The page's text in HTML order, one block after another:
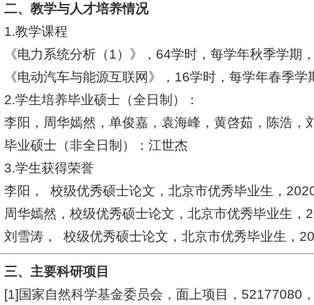
二、教学与人才培养情况
1.教学课程
《电力系统分析（1）》，64学时，每学年秋季学期
《电动汽车与能源互联网》，16学时，每学年春季学
2.学生培养毕业硕士（全日制）：
李阳，周华嫣然，单俊嘉，袁海峰，黄啓茹，陈浩，
毕业硕士（非全日制）：江世杰
3.学生获得荣誉
李阳， 校级优秀硕士论文，北京市优秀毕业生，
周华嫣然，校级优秀硕士论文，北京市优秀毕业生，
刘雪涛， 校级优秀硕士论文，北京市优秀毕业生，
三、主要科研项目
[1]国家自然科学基金委员会，面上项目，52177080